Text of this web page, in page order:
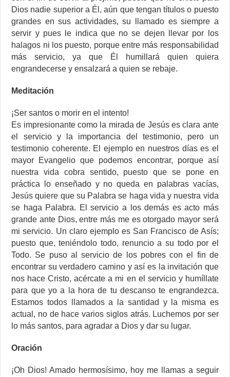
Dios nadie superior a Él, aún que tengan títulos o puesto
grandes en sus actividades, su llamado es siempre a
servir y pues le indica que no se dejen llevar por los
halagos ni los puesto, porque entre más responsabilidad
más servicio, ya que Él humillará quien quiera
engrandecerse y ensalzará a quien se rebaje.
Meditación
¡Ser santos o morir en el intento!
Es impresionante como la mirada de Jesús es clara ante
el servicio y la importancia del testimonio, pero un
testimonio coherente. El ejemplo en nuestros días es el
mayor Evangelio que podemos encontrar, porque así
nuestra vida cobra sentido, puesto que se pone en
práctica lo enseñado y no queda en palabras vacías,
Jesús quiere que su Palabra se haga vida y nuestra vida
se haga Palabra. El servicio a los demás es acto más
grande ante Dios, entre más me es otorgado mayor será
mi servicio. Un claro ejemplo es San Francisco de Asís;
puesto que, teniéndolo todo, renuncio a su todo por el
Todo. Se puso al servicio de los pobres con el fin de
encontrar su verdadero camino y así es la invitación que
nos hace Cristo, acércate a mi en el servicio y humíllate
para que yo a la hora de tu descanso te engrandezca.
Estamos todos llamados a la santidad y la misma es
actual, no de hace varios siglos atrás. Luchemos por ser
lo más santos, para agradar a Dios y dar su lugar.
Oración
¡Oh Dios! Amado hermosísimo, hoy me llamas a seguir